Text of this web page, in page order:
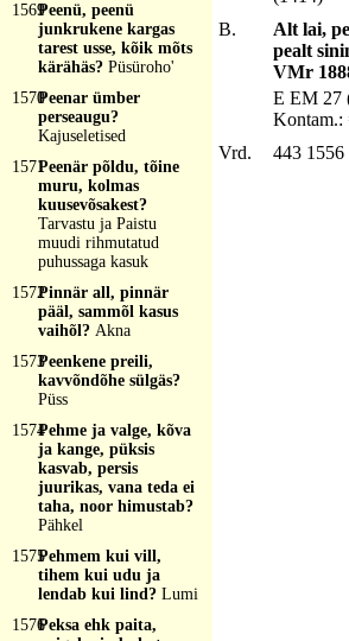
1569Peenü, peenü
junkrukene kargas
tarest usse, kõik mõts
kärähäs? Püsüroho'
1570Peenar ümber
perseaugu?
Kajuseletised
1571Peenär põldu, tõine
muru, kolmas
kuusevõsakest?
Tarvastu ja Paistu
muudi rihmutatud
puhussaga kasuk
1572Pinnär all, pinnär
pääl, sammõl kasus
vaihõl? Akna
1573Peenkene preili,
kavvõndõhe sülgäs?
Püss
1574Pehme ja valge, kõva
ja kange, püksis
kasvab, persis
juurikas, vana teda ei
taha, noor himustab?
Pähkel
1575Pehmem kui vill,
tihem kui udu ja
lendab kui lind? Lumi
1576Peksa ehk paita,
B.
Alt lai,
pealt
VMr
E EM 27
Kontam.:
Vrd.
443